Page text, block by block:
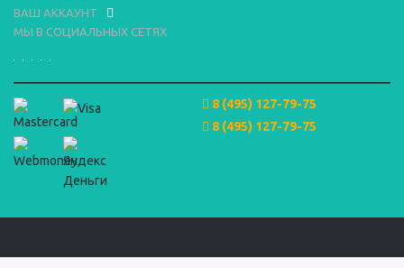
ВАШ АККАУНТ
МЫ В СОЦИАЛЬНЫХ СЕТЯХ
8 (495) 127-79-75
8 (495) 127-79-75